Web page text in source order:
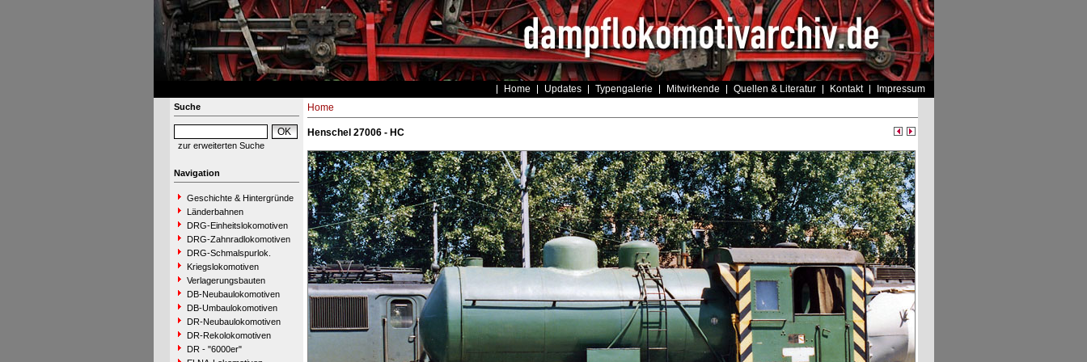
Home Updates Typengalerie Mitwirkende Quellen & Literatur Kontakt Impressum
Suche
zur erweiterten Suche
Navigation
Geschichte & Hintergründe
Länderbahnen
DRG-Einheitslokomotiven
DRG-Zahnradlokomotiven
DRG-Schmalspurlok.
Kriegslokomotiven
Verlagerungsbauten
DB-Neubaulokomotiven
DB-Umbaulokomotiven
DR-Neubaulokomotiven
DR-Rekolokomotiven
DR - "6000er"
Home
Henschel 27006 - HC